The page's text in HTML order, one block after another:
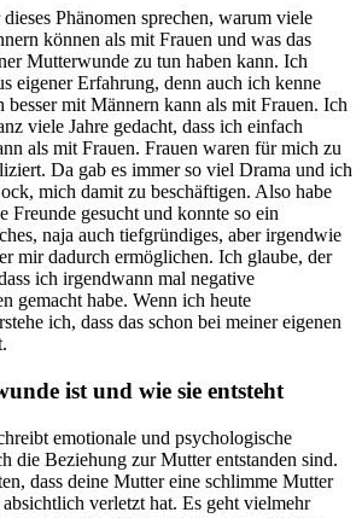
Phänomen sprechen, warum viele
können als mit Frauen und was das
Mutterwunde zu tun haben kann. Ich
eigener Erfahrung, denn auch ich kenne
besser mit Männern kann als mit Frauen. Ich
viele Jahre gedacht, dass ich einfach
als mit Frauen. Frauen waren für mich zu
Da gab es immer so viel Drama und ich
mich damit zu beschäftigen. Also habe
Freunde gesucht und konnte so ein
naja auch tiefgründiges, aber irgendwie
mir dadurch ermöglichen. Ich glaube, der
ich irgendwann mal negative
gemacht habe. Wenn ich heute
ich, dass das schon bei meiner eigenen
ist und wie sie entsteht
emotionale und psychologische
die Beziehung zur Mutter entstanden sind.
dass deine Mutter eine schlimme Mutter
verletzt hat. Es geht vielmehr